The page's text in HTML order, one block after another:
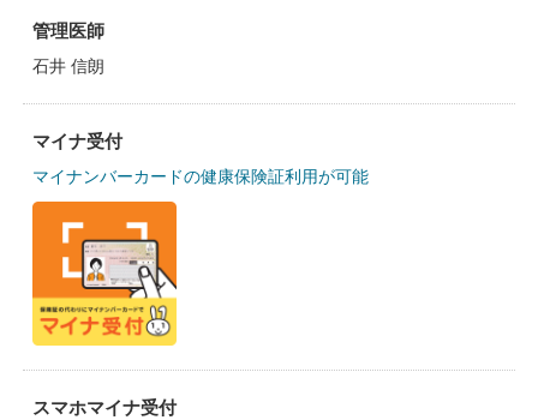
管理医師
石井 信朗
マイナ受付
マイナンバーカードの健康保険証利用が可能
スマホマイナ受付